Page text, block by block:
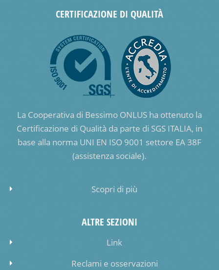
CERTIFICAZIONE DI QUALITÀ
La Cooperativa di Bessimo ONLUS ha ottenuto la
Certificazione di Qualità da parte di SGS ITALIA, in
base alla norma UNI EN ISO 9001 settore EA 38F
(assistenza sociale).
Scopri di più
ALTRE SEZIONI
Link
Reclami e osservazioni